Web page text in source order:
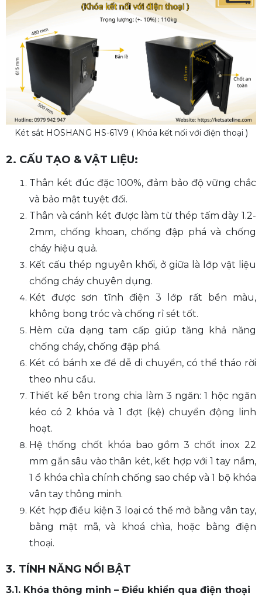
Két sắt HOSHANG HS-61V9 ( Khóa kết nối với điện thoại )
2. CẤU TẠO & VẬT LIỆU:
Thân két đúc đặc 100%, đảm bảo độ vững chắc
và bảo mật tuyệt đối.
Thân và cánh két được làm từ thép tấm dày 1.2-
2mm, chống khoan, chống đập phá và chống
cháy hiệu quả.
Kết cấu thép nguyên khối, ở giữa là lớp vật liệu
chống cháy chuyên dụng.
Két được sơn tĩnh điện 3 lớp rất bền màu,
không bong tróc và chống rỉ sét tốt.
Hèm cửa dạng tam cấp giúp tăng khả năng
chống cháy, chống đập phá.
Két có bánh xe để dễ di chuyển, có thể tháo rời
theo nhu cầu.
Thiết kế bên trong chia làm 3 ngăn: 1 hộc ngăn
kéo có 2 khóa và 1 đợt (kệ) chuyển động linh
hoạt.
Hệ thống chốt khóa bao gồm 3 chốt inox 22
mm gắn sâu vào thân két, kết hợp với 1 tay nắm,
1 ổ khóa chìa chính chống sao chép và 1 bộ khóa
vân tay thông minh.
Két hợp điều kiện 3 loại có thể mở bằng vân tay,
bằng mật mã, và khoá chìa, hoặc bằng điện
thoại.
3. TÍNH NĂNG NỔI BẬT
3.1. Khóa thông minh – Điều khiển qua điện thoại